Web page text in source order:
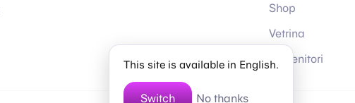
Shop
Vetrina
Sostenitori
This site is available in English.
Switch No thanks